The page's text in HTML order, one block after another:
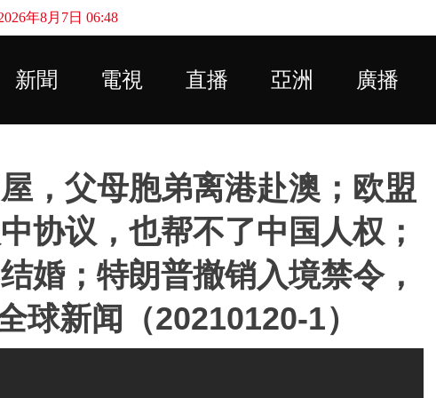
年8月7日 06:48
新聞 電視 直播 亞洲 廣播
，父母胞弟离港赴澳；欧盟
协议，也帮不了中国人权；
婚；特朗普撤销入境禁令，
球新闻（20210120-1）